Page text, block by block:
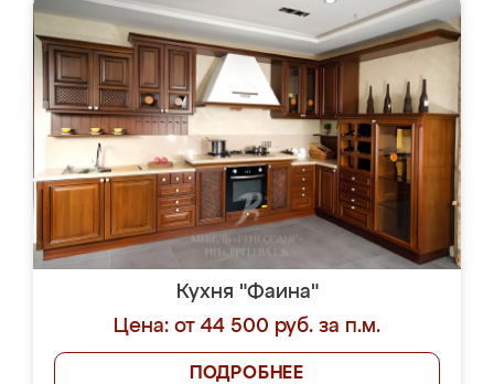
Кухня "Фаина"
Цена: от 44 500 руб. за п.м.
ПОДРОБНЕЕ